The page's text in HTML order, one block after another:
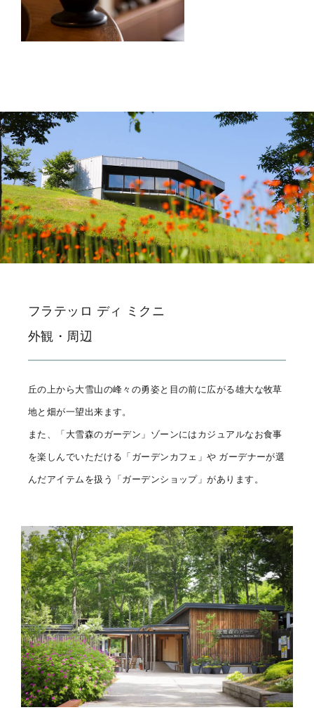
フラテッロ ディ ミクニ
外観・周辺
丘の上から大雪山の峰々の勇姿と目の前に広がる雄大な牧草
地と畑が一望出来ます。
また、「大雪森のガーデン」ゾーンにはカジュアルなお食事
を楽しんでいただける「ガーデンカフェ」や ガーデナーが選
んだアイテムを扱う「ガーデンショップ」があります。